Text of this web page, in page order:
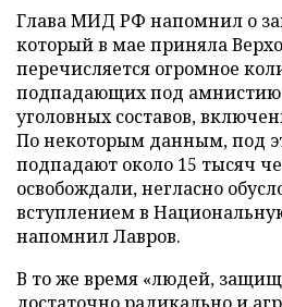
Глава МИД РФ напомнил о
который в мае приняла
перечисляется огромное
подпадающих под амнистию
уголовных составов,
По некоторым данным, под
подпадают около 15 тысяч
освобождали, негласно
вступлением в
напомнил Лавров.
В то же время «людей,